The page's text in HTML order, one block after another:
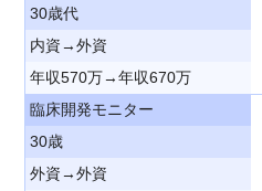
30歳代
内資→外資
年収570万→年収670万
臨床開発モニター
30歳
外資→外資